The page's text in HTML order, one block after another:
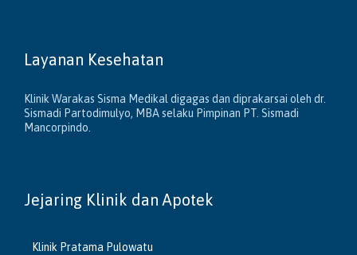
Layanan Kesehatan
Klinik Warakas Sisma Medikal digagas dan diprakarsai oleh dr.
Sismadi Partodimulyo, MBA selaku Pimpinan PT. Sismadi
Mancorpindo.
Jejaring Klinik dan Apotek
Klinik Pratama Pulowatu